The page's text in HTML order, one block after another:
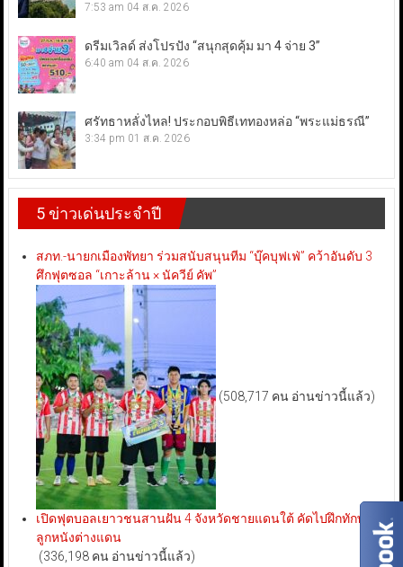
7:53 am 04 ส.ค. 2026
ดรีมเวิลด์ ส่งโปรปัง “สนุกสุดคุ้ม มา 4 จ่าย 3”
6:40 am 04 ส.ค. 2026
ศรัทธาหลั่งไหล! ประกอบพิธีเททองหล่อ “พระแม่ธรณี”
3:34 pm 01 ส.ค. 2026
5 ข่าวเด่นประจำปี
สภท.-นายกเมืองพัทยา ร่วมสนับสนุนทีม “บุ๊คบุฟเฟ่” คว้าอันดับ 3
ศึกฟุตซอล “เกาะล้าน × นัควีย์ คัพ”
(508,717 คน อ่านข่าวนี้แล้ว)
เปิดฟุตบอลเยาวชนสานฝัน 4 จังหวัดชายแดนใต้ คัดไปฝึกทักษะ
ลูกหนังต่างแดน
(336,198 คน อ่านข่าวนี้แล้ว)